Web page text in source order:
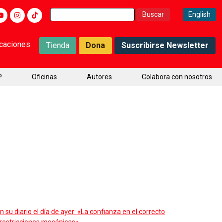
Buscar: English
Tienda Dona Suscribirse Newsletter
Oficinas Autores Colabora con nosotros
diario el día de ayer: «La confianza en el correcto